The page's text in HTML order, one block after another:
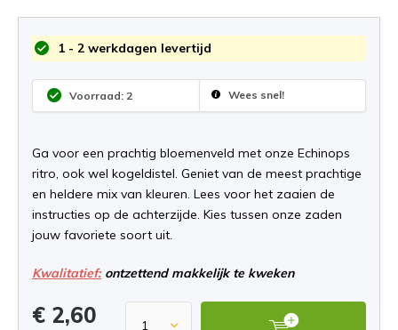
1 - 2 werkdagen levertijd
Voorraad: 2 Wees snel!
Ga voor een prachtig bloemenveld met onze Echinops
ritro, ook wel kogeldistel. Geniet van de meest prachtige
en heldere mix van kleuren. Lees voor het zaaien de
instructies op de achterzijde. Kies tussen onze zaden
jouw favoriete soort uit.
Kwalitatief:ontzettend makkelijk te kweken
€ 2,60